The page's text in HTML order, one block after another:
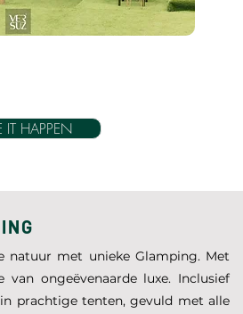
IT HAPPEN
natuur met unieke Glamping. Met
ongeëvenaarde luxe. Inclusief
prachtige tenten, gevuld met alle